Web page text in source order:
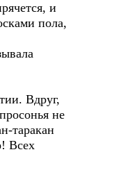
и
пола,
Вдруг,
не
таракан
Всех